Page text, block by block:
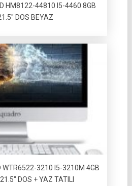
HM8122-44810 I5-4460 8GB
DOS BEYAZ
WTR6522-3210 I5-3210M 4GB
DOS + YAZ TATILI